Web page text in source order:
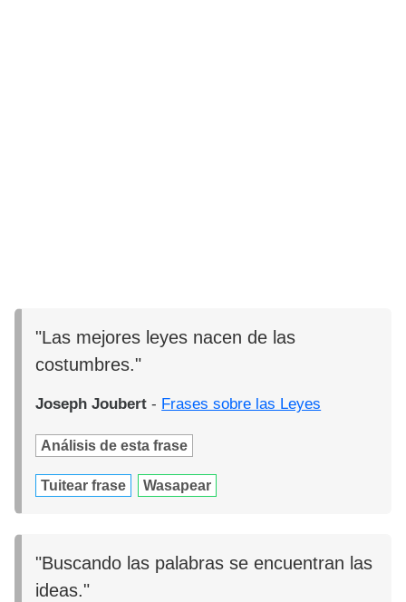
"Las mejores leyes nacen de las
costumbres."
Joseph Joubert - Frases sobre las Leyes
Análisis de esta frase
Tuitear frase Wasapear
"Buscando las palabras se encuentran las
ideas."